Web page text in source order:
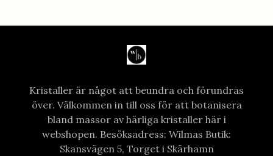
Kristaller är något att beundra och förundras
över. Välkommen in till oss för att botanisera
bland massor av härliga kristaller här i
webshopen. Besöksadress: Wilmas Butik:
Skansvägen 5, Torget i Skärhamn